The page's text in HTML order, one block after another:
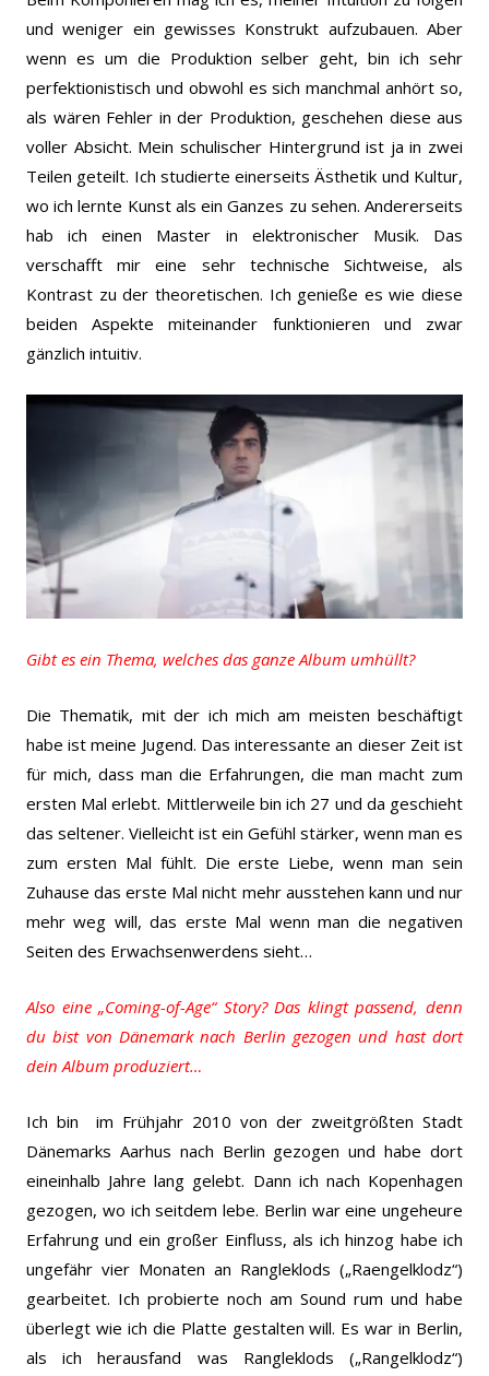
und weniger ein gewisses Konstrukt aufzubauen. Aber
wenn es um die Produktion selber geht, bin ich sehr
perfektionistisch und obwohl es sich manchmal anhört so,
als wären Fehler in der Produktion, geschehen diese aus
voller Absicht. Mein schulischer Hintergrund ist ja in zwei
Teilen geteilt. Ich studierte einerseits Ästhetik und Kultur,
wo ich lernte Kunst als ein Ganzes zu sehen. Andererseits
hab ich einen Master in elektronischer Musik. Das
verschafft mir eine sehr technische Sichtweise, als
Kontrast zu der theoretischen. Ich genieße es wie diese
beiden Aspekte miteinander funktionieren und zwar
gänzlich intuitiv.
Gibt es ein Thema, welches das ganze Album umhüllt?
Die Thematik, mit der ich mich am meisten beschäftigt
habe ist meine Jugend. Das interessante an dieser Zeit ist
für mich, dass man die Erfahrungen, die man macht zum
ersten Mal erlebt. Mittlerweile bin ich 27 und da geschieht
das seltener. Vielleicht ist ein Gefühl stärker, wenn man es
zum ersten Mal fühlt. Die erste Liebe, wenn man sein
Zuhause das erste Mal nicht mehr ausstehen kann und nur
mehr weg will, das erste Mal wenn man die negativen
Seiten des Erwachsenwerdens sieht…
Also eine „Coming-of-Age“ Story? Das klingt passend, denn
du bist von Dänemark nach Berlin gezogen und hast dort
dein Album produziert…
Ich bin im Frühjahr 2010 von der zweitgrößten Stadt
Dänemarks Aarhus nach Berlin gezogen und habe dort
eineinhalb Jahre lang gelebt. Dann ich nach Kopenhagen
gezogen, wo ich seitdem lebe. Berlin war eine ungeheure
Erfahrung und ein großer Einfluss, als ich hinzog habe ich
ungefähr vier Monaten an Rangleklods („Raengelklodz“)
gearbeitet. Ich probierte noch am Sound rum und habe
überlegt wie ich die Platte gestalten will. Es war in Berlin,
als ich herausfand was Rangleklods („Rangelklodz“)